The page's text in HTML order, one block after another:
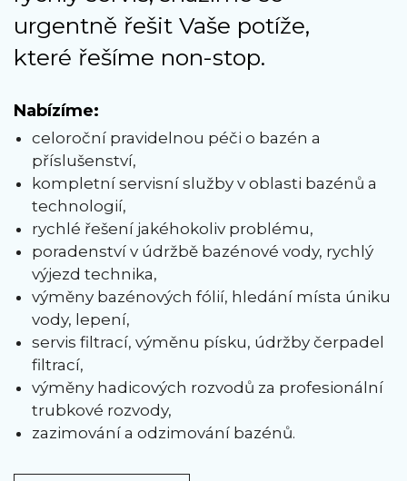
urgentně řešit Vaše potíže,
které řešíme non-stop.
Nabízíme:
celoroční pravidelnou péči o bazén a
příslušenství,
kompletní servisní služby v oblasti bazénů a
technologií,
rychlé řešení jakéhokoliv problému,
poradenství v údržbě bazénové vody, rychlý
výjezd technika,
výměny bazénových fólií, hledání místa úniku
vody, lepení,
servis filtrací, výměnu písku, údržby čerpadel
filtrací,
výměny hadicových rozvodů za profesionální
trubkové rozvody,
zazimování a odzimování bazénů.